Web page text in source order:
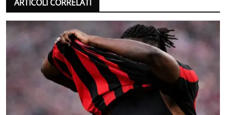
ARTICOLI CORRELATI